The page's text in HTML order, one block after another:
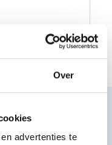
Over
advertenties te